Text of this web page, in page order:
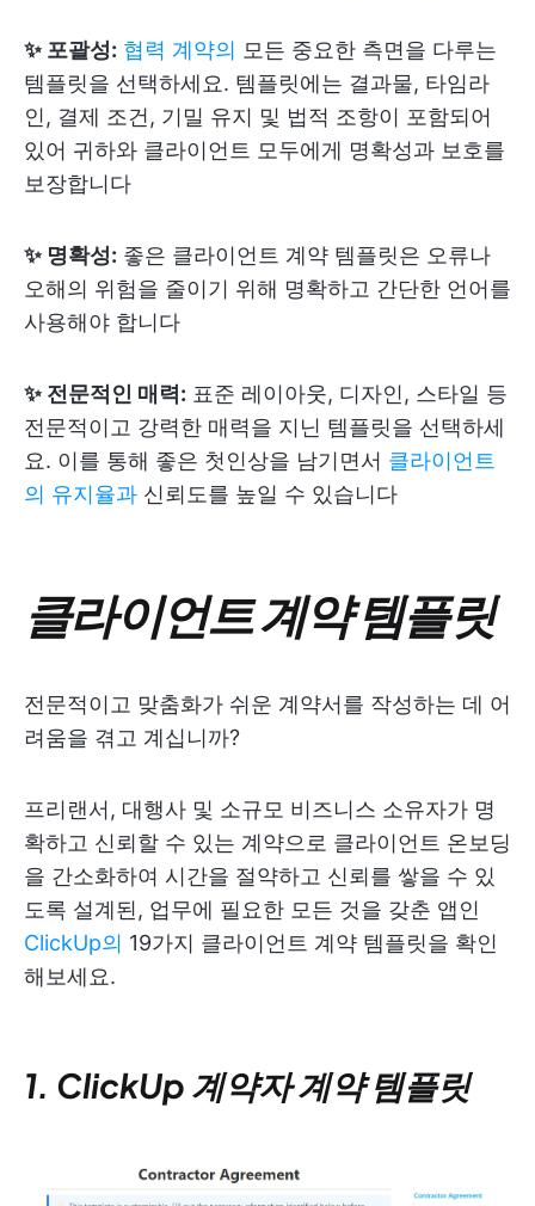
✨ 포괄성: 협력 계약의 모든 중요한 측면을 다루는
템플릿을 선택하세요. 템플릿에는 결과물, 타임라
인, 결제 조건, 기밀 유지 및 법적 조항이 포함되어
있어 귀하와 클라이언트 모두에게 명확성과 보호를
보장합니다
✨ 명확성: 좋은 클라이언트 계약 템플릿은 오류나
오해의 위험을 줄이기 위해 명확하고 간단한 언어를
사용해야 합니다
✨ 전문적인 매력: 표준 레이아웃, 디자인, 스타일 등
전문적이고 강력한 매력을 지닌 템플릿을 선택하세
요. 이를 통해 좋은 첫인상을 남기면서 클라이언트
의 유지율과 신뢰도를 높일 수 있습니다
클라이언트 계약 템플릿
전문적이고 맞춤화가 쉬운 계약서를 작성하는 데 어
려움을 겪고 계십니까?
프리랜서, 대행사 및 소규모 비즈니스 소유자가 명
확하고 신뢰할 수 있는 계약으로 클라이언트 온보딩
을 간소화하여 시간을 절약하고 신뢰를 쌓을 수 있
도록 설계된, 업무에 필요한 모든 것을 갖춘 앱인
ClickUp의 19가지 클라이언트 계약 템플릿을 확인
해보세요.
1. ClickUp 계약자 계약 템플릿